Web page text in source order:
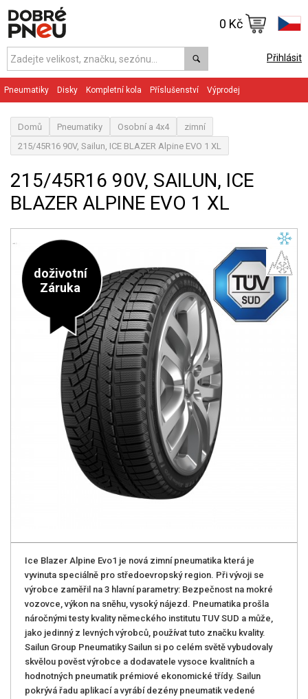
Přihlásit
0 Kč
Pneumatiky Disky Kompletní kola Příslušenství Výprodej
Domů Pneumatiky Osobní a 4x4
zimní
215/45R16 90V, Sailun, ICE BLAZER Alpine EVO 1 XL
215/45R16 90V, SAILUN, ICE
BLAZER ALPINE EVO 1 XL
doživotní
Záruka
Ice Blazer Alpine Evo1 je nová zimní pneumatika která je
vyvinuta speciálně pro středoevropský region. Při vývoji se
výrobce zaměřil na 3 hlavní parametry: Bezpečnost na mokré
vozovce, výkon na sněhu, vysoký nájezd. Pneumatika prošla
náročnými testy kvality německého institutu TUV SUD a může,
jako jedinný z levných výrobců, používat tuto značku kvality.
Sailun Group Pneumatiky Sailun si po celém světě vybudovaly
skvělou pověst výrobce a dodavatele vysoce kvalitních a
hodnotných pneumatik prémiové ekonomické třídy. Sailun
pokrývá řadu aplikací a vyrábí dezény pneumatik vedené